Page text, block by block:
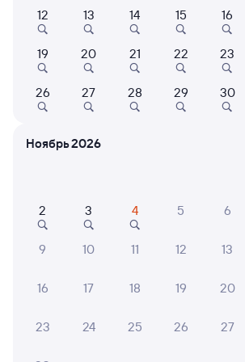
Самый быстрый
147Е Проходящий
Сургут
из Нижневартовска-1
05:28 1 д 18 ч 15 м в пути
Дни следования
101Й Проходящий
Сургут
15:20
12 13 14 15 16
19 20 21 22 23
26 27 28 29 30
Ноябрь 2026
2 3 4 5 6
9 10 11 12 13
16 17 18 19 20
23 24 25 26 27